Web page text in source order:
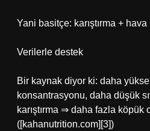
Yani basitçe: karıştırma +
Verilerle destek
Bir kaynak diyor ki: daha
konsantrasyonu, daha düşük
karıştırma ⇒ daha fazla köpük
([kahanutrition.com][3])